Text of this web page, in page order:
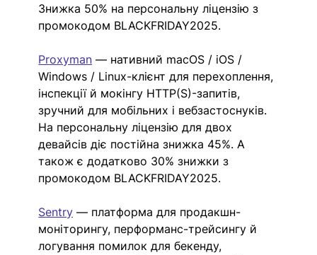
Знижка 50% на персональну ліцензію з
промокодом BLACKFRIDAY2025.
Proxyman — нативний macOS / iOS /
Windows / Linux-клієнт для перехоплення,
інспекції й мокінгу HTTP(S)-запитів,
зручний для мобільних і вебзастоснуків.
На персональну ліцензію для двох
девайсів діє постійна знижка 45%. А
також є додатково 30% знижки з
промокодом BLACKFRIDAY2025.
Sentry — платформа для продакшн-
моніторингу, перформанс-трейсингу й
логування помилок для бекенду,